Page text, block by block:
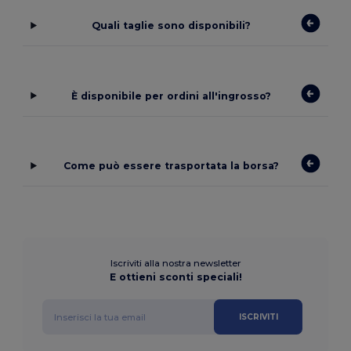
Quali taglie sono disponibili?
È disponibile per ordini all'ingrosso?
Come può essere trasportata la borsa?
Iscriviti alla nostra newsletter
E ottieni sconti speciali!
ISCRIVITI